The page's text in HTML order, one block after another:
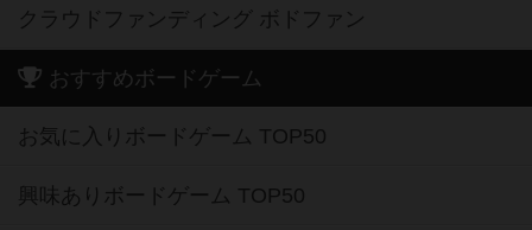
クラウドファンディング ボドファン
おすすめボードゲーム
お気に入りボードゲーム TOP50
興味ありボードゲーム TOP50